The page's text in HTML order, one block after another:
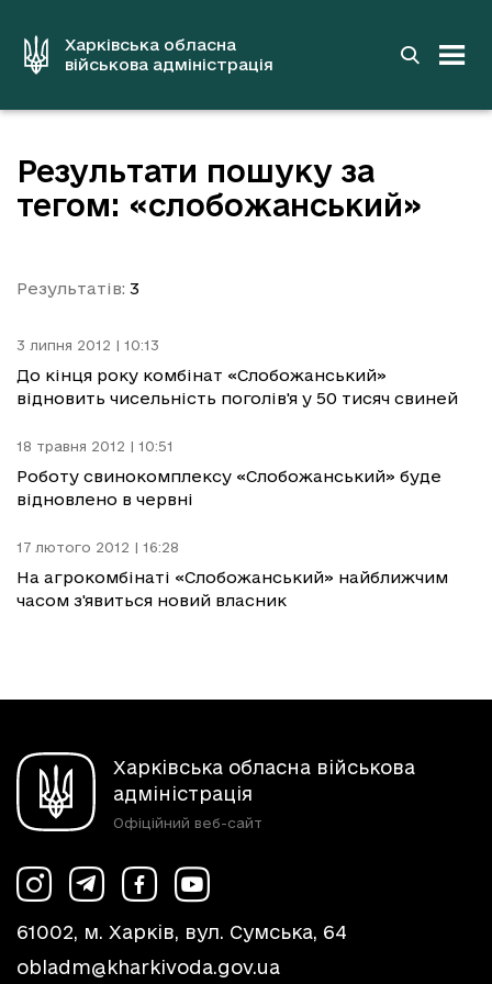
вмістуХарківська обласна
військова адміністрація
Результати пошуку за
тегом: «слобожанський»
Результатів: 3
3 липня 2012 | 10:13
До кінця року комбінат «Слобожанський»
відновить чисельність поголів'я у 50 тисяч свиней
18 травня 2012 | 10:51
Роботу свинокомплексу «Слобожанський» буде
відновлено в червні
17 лютого 2012 | 16:28
На агрокомбінаті «Слобожанський» найближчим
часом з'явиться новий власник
Харківська обласна військова
адміністрація
Офіційний веб-сайт
61002, м. Харків, вул. Сумська, 64
obladm@kharkivoda.gov.ua